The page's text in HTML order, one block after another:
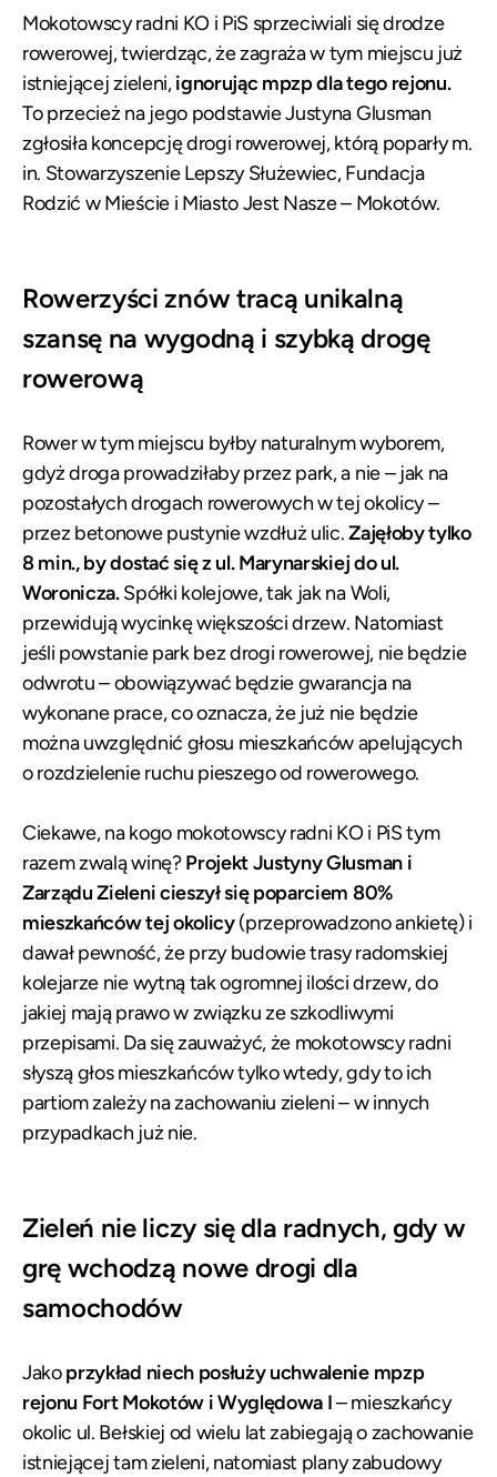
Mokotowscy radni KO i PiS sprzeciwiali się drodze
rowerowej, twierdząc, że zagraża w tym miejscu już
istniejącej zieleni,ignorując mpzp dla tego rejonu.
To przecież na jego podstawie Justyna Glusman
zgłosiła koncepcję drogi rowerowej, którą poparły m.
in. Stowarzyszenie Lepszy Służewiec, Fundacja
Rodzić w Mieście i Miasto Jest Nasze – Mokotów.
Rowerzyści znów tracą unikalną
szansę na wygodną i szybką drogę
rowerową
Rower w tym miejscu byłby naturalnym wyborem,
gdyż droga prowadziłaby przez park, a nie – jak na
pozostałych drogach rowerowych w tej okolicy –
przez betonowe pustynie wzdłuż ulic.Zajęłoby tylko
8 min., by dostać się z ul. Marynarskiej do ul.
Woronicza.Spółki kolejowe, tak jak na Woli,
przewidują wycinkę większości drzew. Natomiast
jeśli powstanie park bez drogi rowerowej, nie będzie
odwrotu – obowiązywać będzie gwarancja na
wykonane prace, co oznacza, że już nie będzie
można uwzględnić głosu mieszkańców apelujących
o rozdzielenie ruchu pieszego od rowerowego.
Ciekawe, na kogo mokotowscy radni KO i PiS tym
razem zwalą winę?Projekt Justyny Glusman i
Zarządu Zieleni cieszył się poparciem 80%
mieszkańców tej okolicy(przeprowadzono ankietę) i
dawał pewność, że przy budowie trasy radomskiej
kolejarze nie wytną tak ogromnej ilości drzew, do
jakiej mają prawo w związku ze szkodliwymi
przepisami. Da się zauważyć, że mokotowscy radni
słyszą głos mieszkańców tylko wtedy, gdy to ich
partiom zależy na zachowaniu zieleni – w innych
przypadkach już nie.
Zieleń nie liczy się dla radnych, gdy w
grę wchodzą nowe drogi dla
samochodów
Jakoprzykład niech posłuży uchwalenie mpzp
rejonu Fort Mokotów i Wyględowa I– mieszkańcy
okolic ul. Bełskiej od wielu lat zabiegają o zachowanie
istniejącej tam zieleni, natomiast plany zabudowy